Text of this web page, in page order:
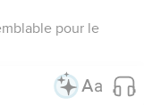
pour le